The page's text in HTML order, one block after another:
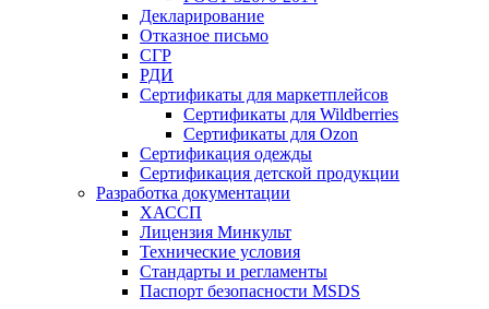
Декларирование
Отказное письмо
СГР
РДИ
Сертификаты для маркетплейсов
Сертификаты для Wildberries
Сертификаты для Ozon
Сертификация одежды
Сертификация детской продукции
Разработка документации
ХАССП
Лицензия Минкульт
Технические условия
Стандарты и регламенты
Паспорт безопасности MSDS